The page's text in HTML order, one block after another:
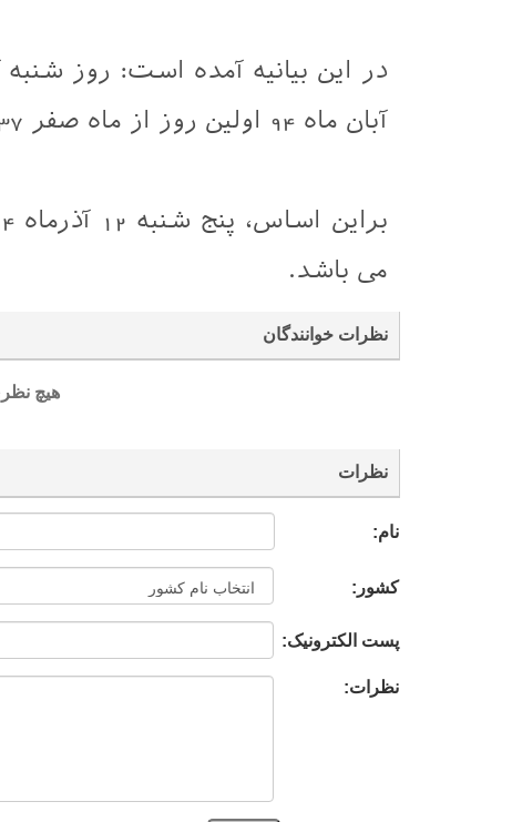
آبان ماه 94 اولین روز از ماه صفر 1437 هـ.ق می باشد.
می باشد.
نظرات خوانندگان
هیچ
نظرات
نام:
کشور:
پست الکترونیک:
نظرات: